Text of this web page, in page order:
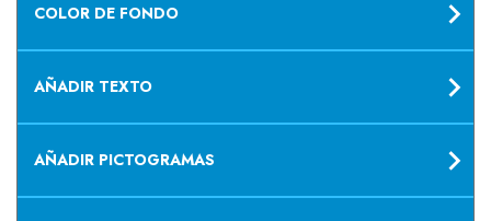
COLOR DE FONDO
AÑADIR TEXTO
AÑADIR PICTOGRAMAS